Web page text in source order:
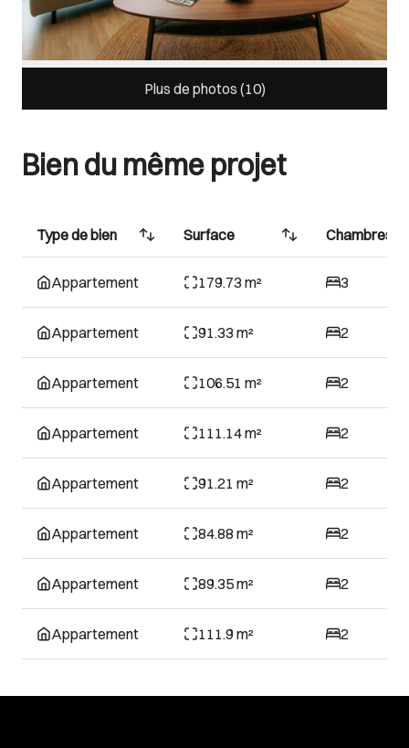
Plus de photos (10)
Bien du même projet
Type de bien Surface Chambres
Appartement 179.73 m² 3
Appartement 91.33 m² 2
Appartement 106.51 m² 2
Appartement 111.14 m² 2
Appartement 91.21 m² 2
Appartement 84.88 m² 2
Appartement 89.35 m² 2
Appartement 111.9 m² 2